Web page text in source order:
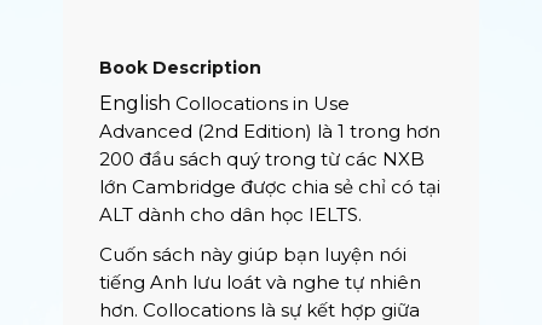
Book Description
English Collocations in Use
Advanced (2nd Edition) là 1 trong hơn
200 đầu sách quý trong từ các NXB
lớn Cambridge được chia sẻ chỉ có tại
ALT dành cho dân học IELTS.
Cuốn sách này giúp bạn luyện nói
tiếng Anh lưu loát và nghe tự nhiên
hơn. Collocations là sự kết hợp giữa